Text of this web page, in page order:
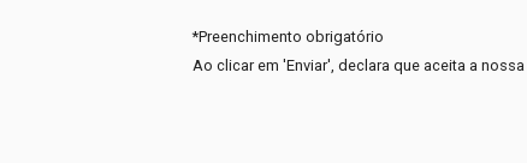
*Preenchimento obrigatório
Ao clicar em 'Enviar', declara que aceita a nossa